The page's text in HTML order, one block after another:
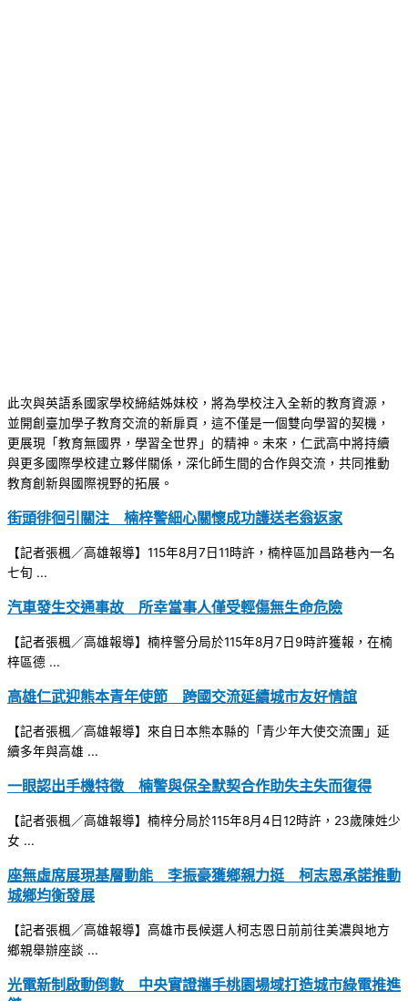
此次與英語系國家學校締結姊妹校，將為學校注入全新的教育資源，
並開創臺加學子教育交流的新扉頁，這不僅是一個雙向學習的契機，
更展現「教育無國界，學習全世界」的精神。未來，仁武高中將持續
與更多國際學校建立夥伴關係，深化師生間的合作與交流，共同推動
教育創新與國際視野的拓展。
街頭徘徊引關注 楠梓警細心關懷成功護送老翁返家
【記者張楓／高雄報導】115年8月7日11時許，楠梓區加昌路巷內一名
七旬 ...
汽車發生交通事故 所幸當事人僅受輕傷無生命危險
【記者張楓／高雄報導】楠梓警分局於115年8月7日9時許獲報，在楠
梓區德 ...
高雄仁武迎熊本青年使節 跨國交流延續城市友好情誼
【記者張楓／高雄報導】來自日本熊本縣的「青少年大使交流團」延
續多年與高雄 ...
一眼認出手機特徵 楠警與保全默契合作助失主失而復得
【記者張楓／高雄報導】楠梓分局於115年8月4日12時許，23歲陳姓少
女 ...
座無虛席展現基層動能 李振豪獲鄉親力挺 柯志恩承諾推動
城鄉均衡發展
【記者張楓／高雄報導】高雄市長候選人柯志恩日前前往美濃與地方
鄉親舉辦座談 ...
光電新制啟動倒數 中央實證攜手桃園場域打造城市綠電推進